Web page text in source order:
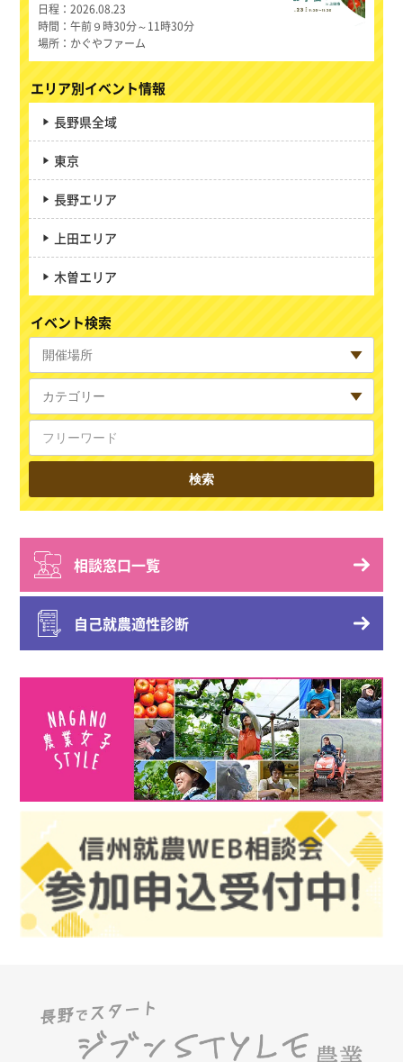
日程
2026.08.23
時間
午前９時30分～11時30分
場所
かぐやファーム
エリア別イベント情報
長野県全域
東京
長野エリア
上田エリア
木曽エリア
イベント検索
相談窓口一覧
自己就農適性診断